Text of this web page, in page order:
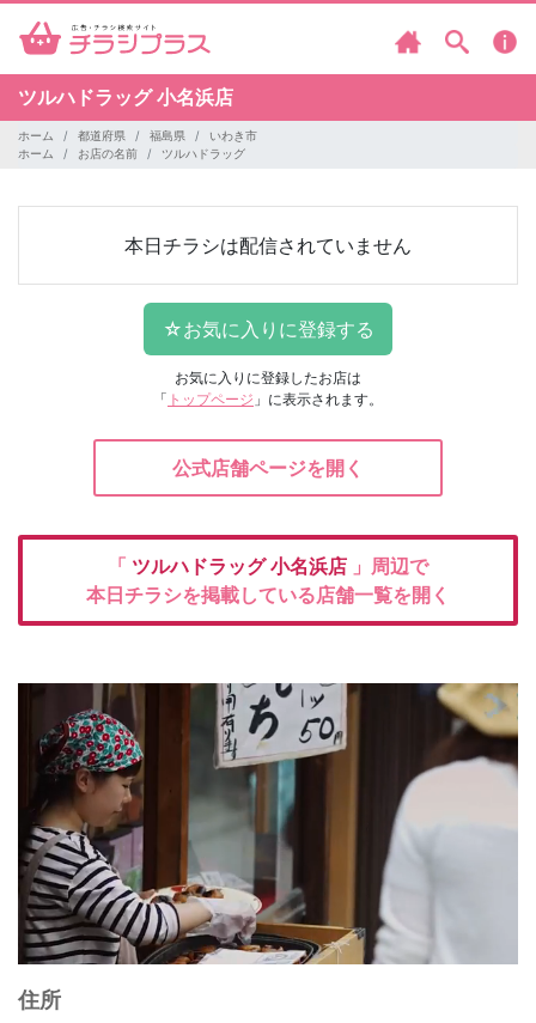
ツルハドラッグ小名浜店
ホーム 都道府県 福島県
いわき市
ホーム
お店の名前 ツルハドラッグ
本日チラシは配信されていません
お気に入りに登録したお店は
「 トップページ 」に表示されます。
公式店舗ページを開く
「 ツルハドラッグ小名浜店 」周辺で
本日チラシを掲載している店舗一覧を開く
住所